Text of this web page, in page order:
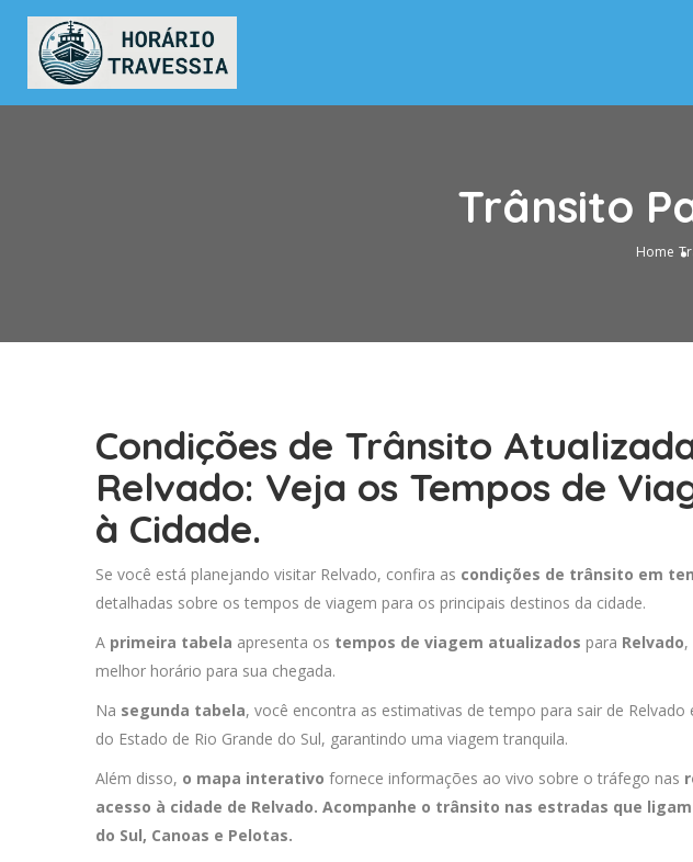
Trânsito
Home
Condições de Trânsito
Relvado: Veja os Tempos de
à Cidade.
Se você está planejando visitar Relvado, confira as condições de trânsito em
detalhadas sobre os tempos de viagem para os principais destinos da cidade.
A primeira tabela apresenta os tempos de viagem atualizados para Relvado,
melhor horário para sua chegada.
Na segunda tabela, você encontra as estimativas de tempo para sair de Relvado
do Estado de Rio Grande do Sul, garantindo uma viagem tranquila.
Além disso, o mapa interativo fornece informações ao vivo sobre o tráfego nas
acesso à cidade de Relvado. Acompanhe o trânsito nas estradas que ligam
do Sul, Canoas e Pelotas.